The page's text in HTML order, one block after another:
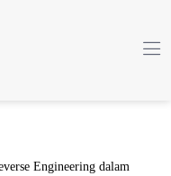
Engineering dalam